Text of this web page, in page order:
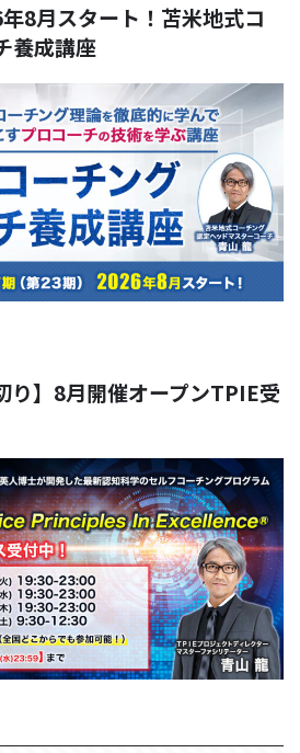
8月スタート！苫米地式コ
養成講座
】8月開催オープンTPIE受